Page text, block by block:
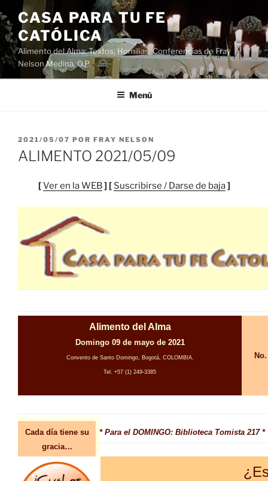
Saltar
al
contenido
CASA PARA TU FE
CATÓLICA
Alimento del Alma: Textos, Homilias, Conferencias de Fray
Nelson Medina, O.P.
Menú
PUBLICADO
EL
2021/05/07 POR FRAY NELSON
ALIMENTO 2021/05/09
[Ver en la WEB] [ Suscribirse / Darse de baja]
Alimento del Alma
Domingo 09 de mayo de 2021
Convento de Santo Domingo, Bogotá, COLOMBIA.
Tel. +57 (1) 249-3385
Cada día tiene su
gracia…
* Para el DOMINGO: Biblioteca Tomista 217 *